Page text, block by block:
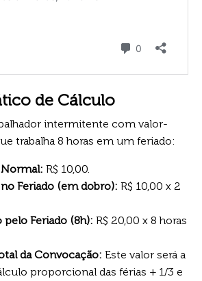
de Cálculo
intermitente com valor-
trabalha 8 horas em um feriado:
Normal: R$ 10,00.
Feriado (em dobro): R$ 10,00 x 2
pelo Feriado (8h): R$ 20,00 x 8 horas
da Convocação: Este valor será a
proporcional das férias + 1/3 e